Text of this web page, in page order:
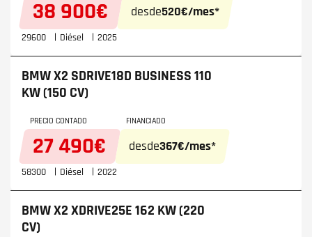
BMW de segunda mano están sometidos a
rigurosas inspecciones para asegurar la máxima
calidad y rendimiento, garantizando así la
38 900€ desde520€/mes*
29600 Diésel 2025
BMW X2 SDRIVE18D BUSINESS 110
KW (150 CV)
PRECIO CONTADO
27 490€
FINANCIADO
desde367€/mes*
58300 Diésel 2022
BMW X2XDRIVE25E 162 KW (220
CV)